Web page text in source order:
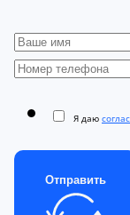
Я даю
Отправить